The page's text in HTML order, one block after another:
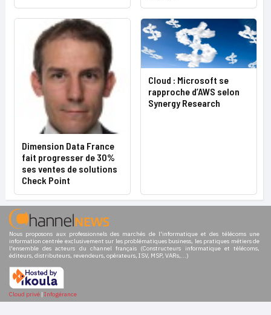
Dimension Data France
fait progresser de 30%
ses ventes de solutions
Check Point
Cloud : Microsoft se
rapproche d’AWS selon
Synergy Research
Nous proposons aux professionnels des marchés de l'informatique et des télécoms une
information centrée exclusivement sur les problématiques business, les pratiques métiers de
l'ensemble des acteurs du channel français (Constructeurs informatique et télécoms,
éditeurs, distributeurs, revendeurs, opérateurs, ISV, MSP, VARs,...)
Cloud privé | Infogérance